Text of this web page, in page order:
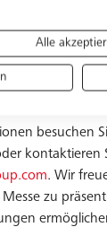
am Stand
Cappuccino aus
aus
besuchen
kontaktieren
. Wir
zu
Alle